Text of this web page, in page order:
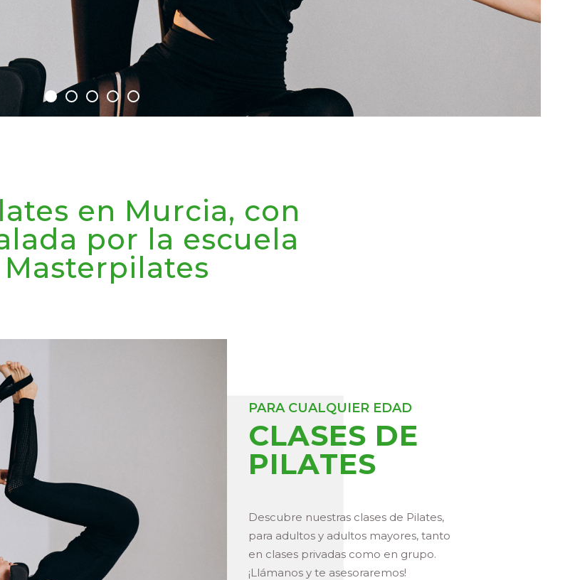
en Murcia, con
por la escuela
PARA CUALQUIER EDAD
CLASES DE
PILATES
Descubre nuestras clases de Pilates,
para adultos y adultos mayores, tanto
en clases privadas como en grupo.
¡Llámanos y te asesoraremos!